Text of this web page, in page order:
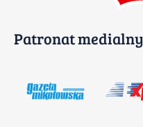
Patronat medialny